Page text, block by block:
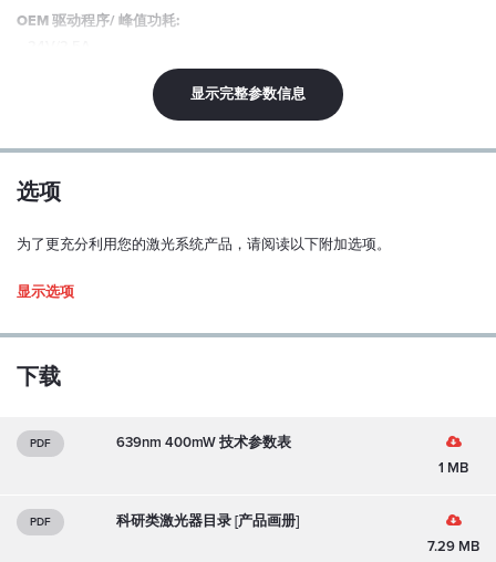
OEM 驱动程序/ 峰值功耗:
120x59x40(长x宽x高)
显示完整参数信息
选项
为了更充分利用您的激光系统产品，请阅读以下附加选项。
Driver type
1. Enclosed Driver
显示选项
下载
PDF
639nm 400mW 技术参数表
1 MB
PDF
科研类激光器目录 [产品画册]
7.29 MB